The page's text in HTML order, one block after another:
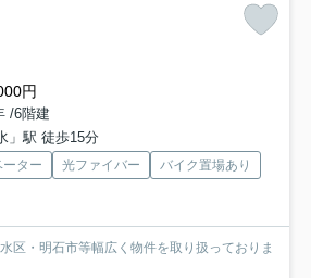
円
/6階建
」駅 徒歩15分
ーター 光ファイバー
バイク置場あり
区・明石市等幅広く物件を取り扱っておりま